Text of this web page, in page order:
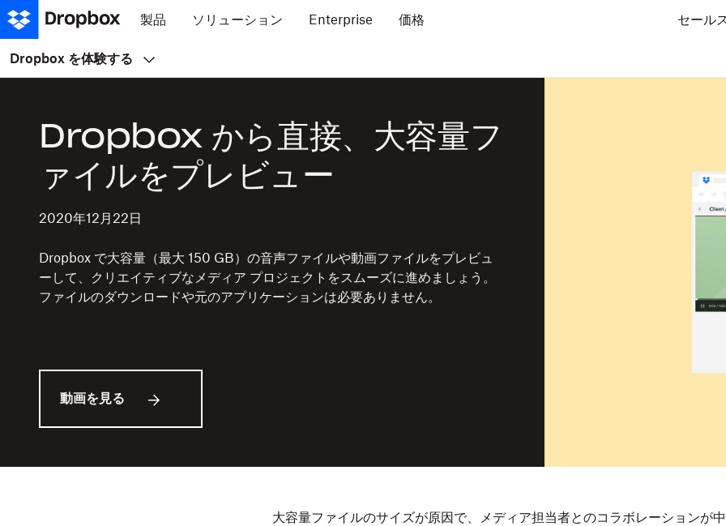
製品 ソリューション Enterprise 価格 セール
Dropbox を体験する
Dropbox から直接、大容量フ
ァイルをプレビュー
2020年12月22日
Dropbox で大容量（最大 150 GB）の音声ファイルや動画ファイルをプレビュ
ーして、クリエイティブなメディア プロジェクトをスムーズに進めましょう。
ファイルのダウンロードや元のアプリケーションは必要ありません。
動画を見る
大容量ファイルのサイズが原因で、メディア担当者とのコラボレーションが